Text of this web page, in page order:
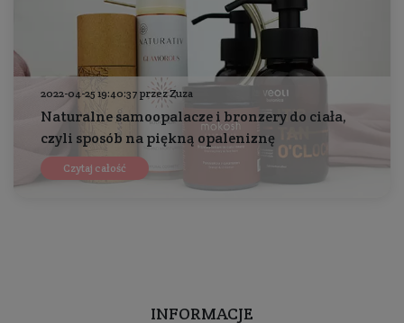
2022-04-25 19:40:37 przez Zuza
Naturalne samoopalacze i bronzery do ciała,
czyli sposób na piękną opaleniznę
Czytaj całość
INFORMACJE